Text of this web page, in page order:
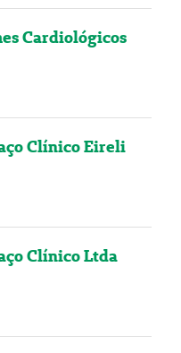
Cardiológicos
Clínico Eireli
Clínico Ltda